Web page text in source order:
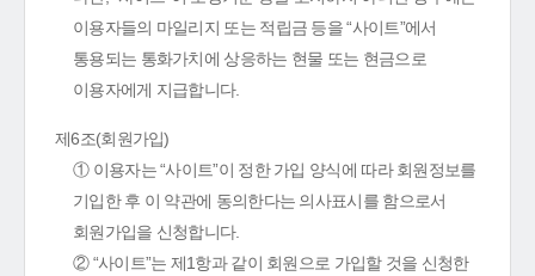
이용자들의 마일리지 또는 적립금 등을 “사이트”에서
통용되는 통화가치에 상응하는 현물 또는 현금으로
이용자에게 지급합니다.
제6조(회원가입)
① 이용자는 “사이트”이 정한 가입 양식에 따라 회원정보를
기입한 후 이 약관에 동의한다는 의사표시를 함으로서
회원가입을 신청합니다.
② “사이트”는 제1항과 같이 회원으로 가입할 것을 신청한